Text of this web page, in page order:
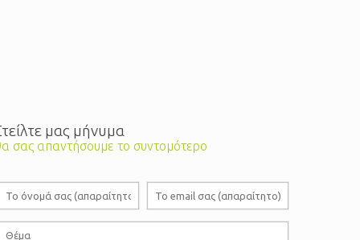
μας μήνυμα
σας απαντήσουμε το συντομότερο